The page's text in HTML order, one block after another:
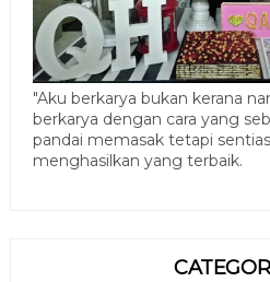
"Aku berkarya bukan kerana
berkarya dengan cara yang
pandai memasak tetapi
menghasilkan yang terbaik.